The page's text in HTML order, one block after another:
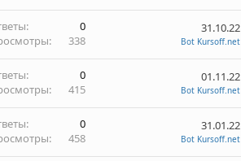
0
338
31.10.22
Bot Kursoff.net
0
415
01.11.22
Bot Kursoff.net
0
458
31.01.22
Bot Kursoff.net